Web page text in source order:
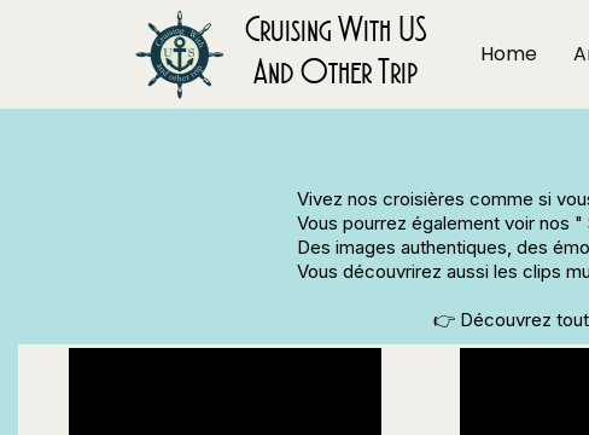
Cruising With US
And Other Trip
Home
Vivez nos croisières comme si
Vous pourrez également voir nos
Des images authentiques, des
Vous découvrirez aussi les clips
👉 Découvrez